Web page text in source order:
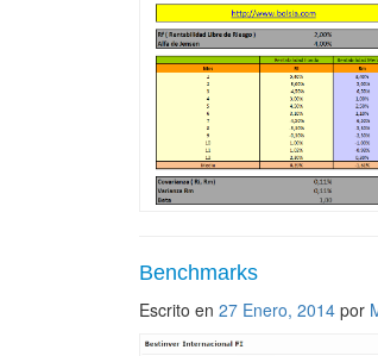
Benchmarks
Escrito en 27 Enero, 2014 por